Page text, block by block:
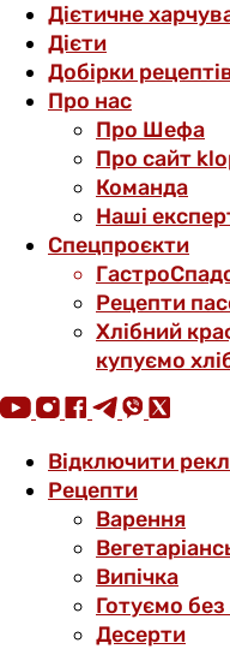
Дієтичне
Дієти
Добірки
Про нас
Про Шефа
Про сайт
Команда
Наші
Спецпроєкти
Рецепти
Хлібний
купуємо
Відключити
Рецепти
Варення
Випічка
Готуємо без
Десерти